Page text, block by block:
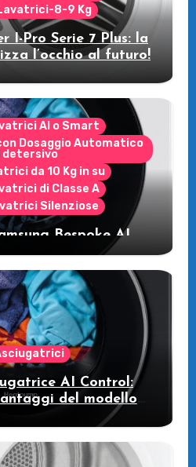
8-9 Kg
I-Pro Serie 7 Plus: la
l’occhio al futuro!
AI o Smart
Dosaggio Automatico
detersivo
da 10 Kg in su
di Classe A
Silenziose
Bespoke AI
U3: la lavatrice
fa risparmiare
AI Control:
del modello